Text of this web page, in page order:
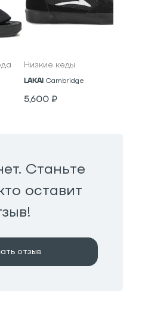
Низкие кеды
LAKAI Cambridge
5,600 ₽
Станьте
оставит
отзыв